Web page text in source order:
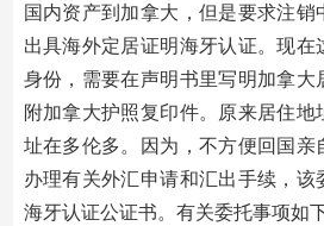
国内资产到加拿大，但是要求注销
出具海外定居证明海牙认证。现在
身份，需要在声明书里写明加拿大
附加拿大护照复印件。原来居住
址在多伦多。因为，不方便回国亲
办理有关外汇申请和汇出手续，该
海牙认证公证书。有关委托事项如